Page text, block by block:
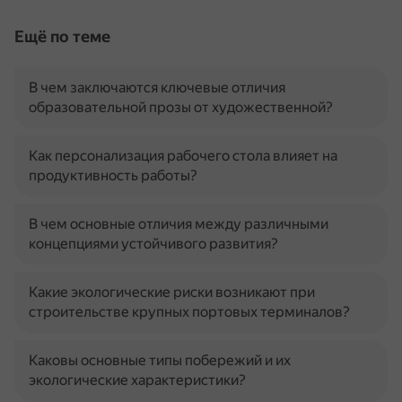
Ещё по теме
В чем заключаются ключевые отличия
образовательной прозы от художественной?
Как персонализация рабочего стола влияет на
продуктивность работы?
В чем основные отличия между различными
концепциями устойчивого развития?
Какие экологические риски возникают при
строительстве крупных портовых терминалов?
Каковы основные типы побережий и их
экологические характеристики?